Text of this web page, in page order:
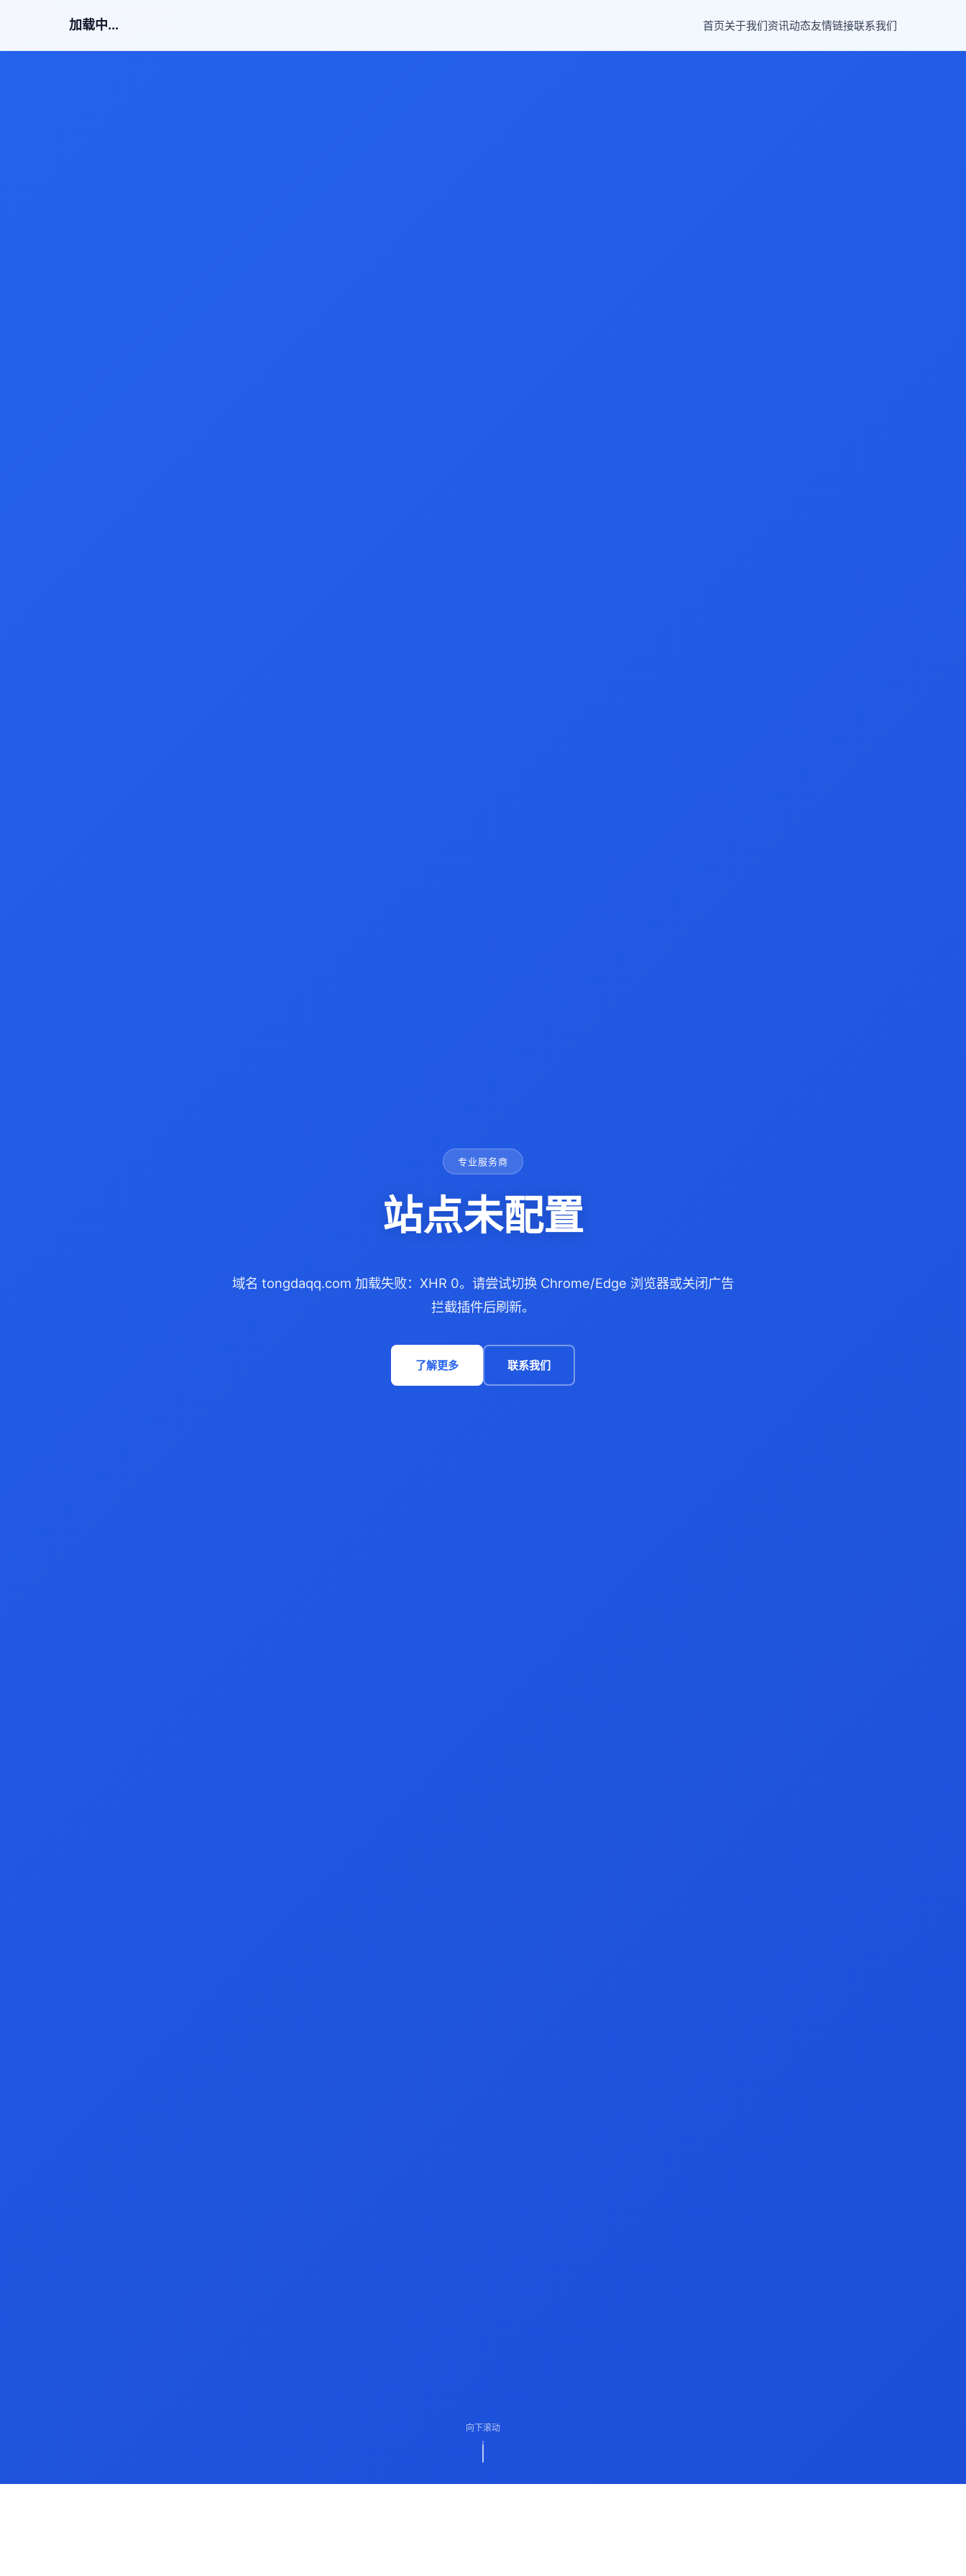
加载中... 首页关于我们资讯动态友情链接联系我们
专业服务商
站点未配置
域名 tongdaqq.com 加载失败：XHR 0。请尝试切换 Chrome/Edge 浏览器或关闭广告
拦截插件后刷新。
了解更多 联系我们
向下滚动